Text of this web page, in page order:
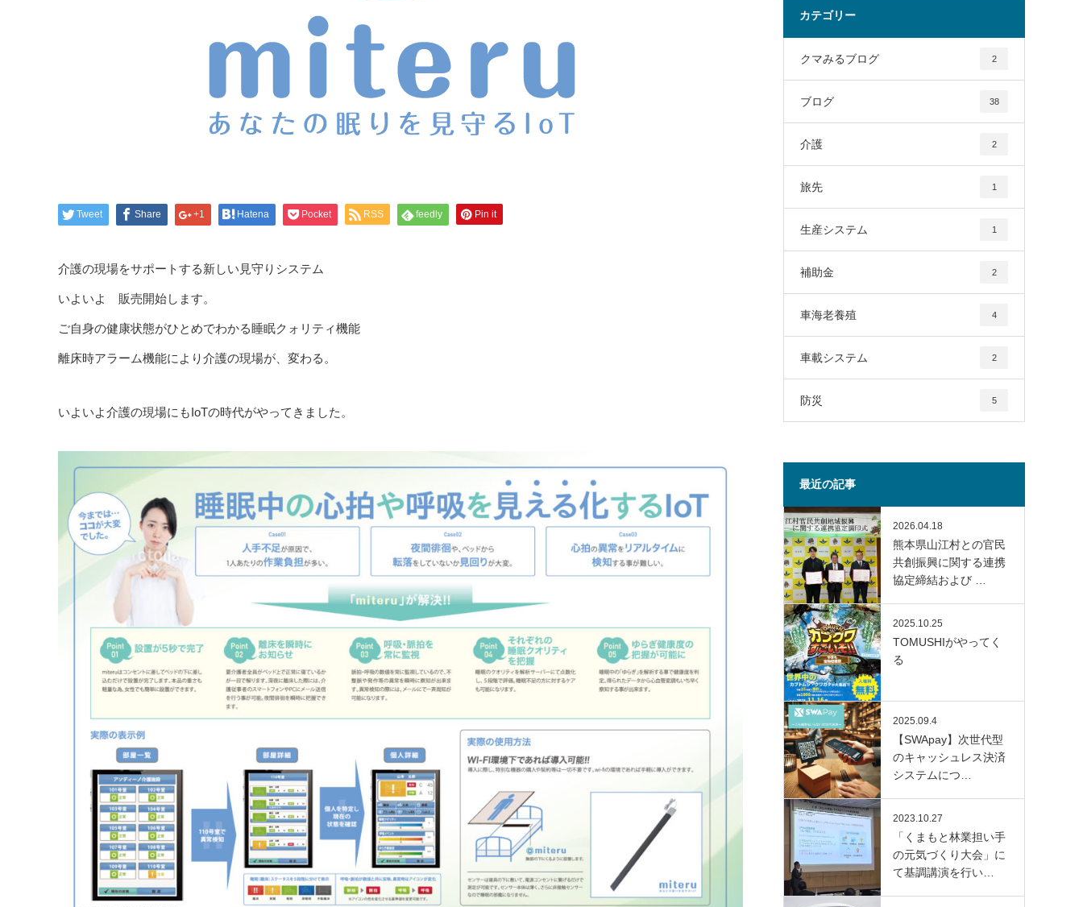
Tweet Share +1 Hatena Pocket RSS feedly Pin it
介護の現場をサポートする新しい見守りシステム
いよいよ 販売開始します。
ご自身の健康状態がひとめでわかる睡眠クォリティ機能
離床時アラーム機能により介護の現場が、変わる。
いよいよ介護の現場にもIoTの時代がやってきました。
カテゴリー
クマみるブログ 2
ブログ 38
介護 2
旅先 1
生産システム 1
補助金 2
車海老養殖 4
車載システム 2
防災 5
最近の記事
2026.04.18
熊本県山江村との官民
共創振興に関する連携
協定締結および …
2025.10.25
TOMUSHIがやってく
る
2025.09.4
【SWApay】次世代型
のキャッシュレス決済
システムにつ…
2023.10.27
「くまもと林業担い手
の元気づくり大会」に
て基調講演を行い…